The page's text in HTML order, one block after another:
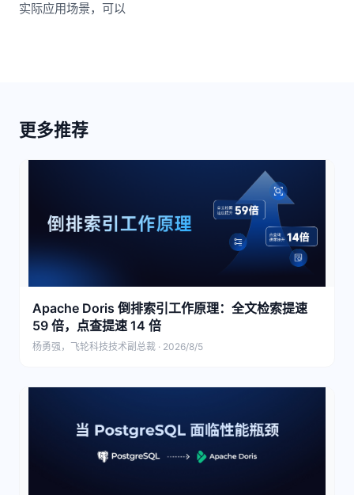
实际应用场景，可以
更多推荐
Apache Doris 倒排索引工作原理：全文检索提速
59 倍，点查提速 14 倍
杨勇强，飞轮科技技术副总裁 · 2026/8/5